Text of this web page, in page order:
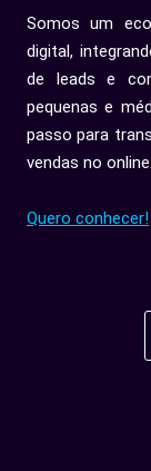
Somos um
digital,
de leads e
pequenas e
passo para
vendas no online.
Quero conhecer!